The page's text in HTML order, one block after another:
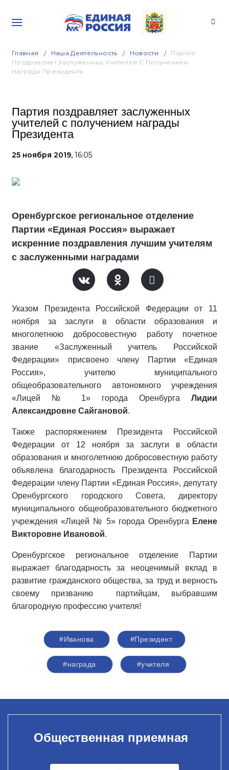
Главная Наша Деятельность Новости
Партия
Поздравляет Заслуженных Учителей С Получением
Награды Президента
Партия поздравляет заслуженных
учителей с получением награды
Президента
25 ноября 2019, 16:05
Оренбургское региональное отделение
Партии «Единая Россия» выражает
искренние поздравления лучшим учителям
с заслуженными наградами
Указом Президента Российской Федерации от 11
ноября за заслуги в области образования и
многолетнюю добросовестную работу почетное
звание «Заслуженный учитель Российской
Федерации» присвоено члену Партии «Единая
Россия», учителю муниципального
общеобразовательного автономного учреждения
«Лицей № 1» города Оренбурга Лидии
Александровне Сайгановой.
Также распоряжением Президента Российской
Федерации от 12 ноября за заслуги в области
образования и многолетнюю добросовестную работу
объявлена благодарность Президента Российской
Федерации члену Партии «Единая Россия», депутату
Оренбургского городского Совета, директору
муниципального общеобразовательного бюджетного
учреждения «Лицей № 5» города Оренбурга Елене
Викторовне Ивановой.
Оренбургское региональное отделение Партии
выражает благодарность за неоценимый вклад в
развитие гражданского общества, за труд и верность
своему призванию партийцам, выбравшим
благородную профессию учителя!
#Иванова #Президент
#награда #учителя
Общественная приемная